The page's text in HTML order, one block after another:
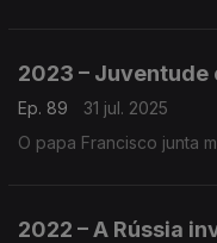
2023 – Juventude
Ep. 89
31 jul. 2025
O papa Francisco junta
2022 – A Rússia